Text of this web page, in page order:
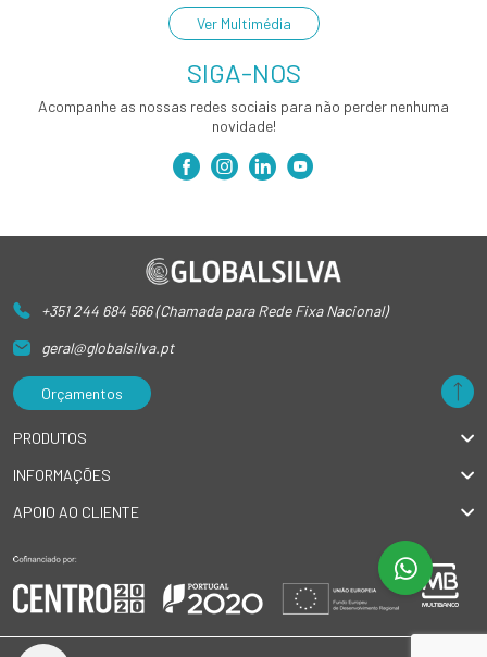
Ver Multimédia
SIGA-NOS
Acompanhe as nossas redes sociais para não perder nenhuma
novidade!
+351 244 684 566 (Chamada para Rede Fixa Nacional)
geral@globalsilva.pt
Orçamentos
PRODUTOS
INFORMAÇÕES
APOIO AO CLIENTE